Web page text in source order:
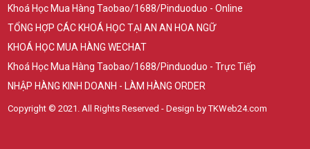
Khoá Học Mua Hàng Taobao/1688/Pinduoduo - Online
TỔNG HỢP CÁC KHOÁ HỌC TẠI AN AN HOA NGỮ
KHOÁ HỌC MUA HÀNG WECHAT
Khoá Học Mua Hàng Taobao/1688/Pinduoduo - Trực Tiếp
NHẬP HÀNG KINH DOANH - LÀM HÀNG ORDER
Copyright © 2021. All Rights Reserved - Design by TKWeb24.com